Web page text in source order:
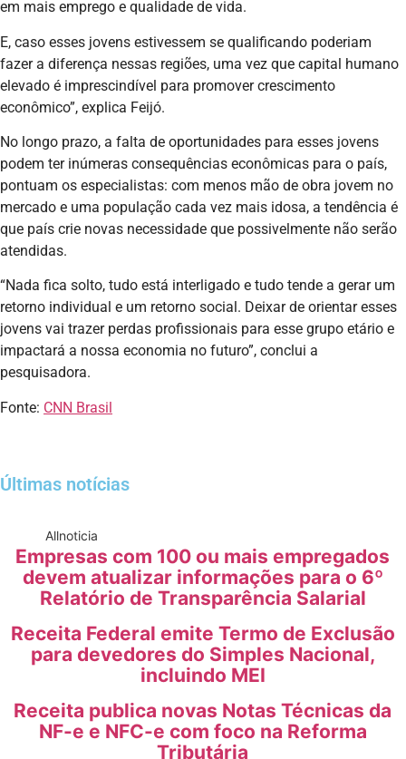
em mais emprego e qualidade de vida.
E, caso esses jovens estivessem se qualificando poderiam
fazer a diferença nessas regiões, uma vez que capital humano
elevado é imprescindível para promover crescimento
econômico”, explica Feijó.
No longo prazo, a falta de oportunidades para esses jovens
podem ter inúmeras consequências econômicas para o país,
pontuam os especialistas: com menos mão de obra jovem no
mercado e uma população cada vez mais idosa, a tendência é
que país crie novas necessidade que possivelmente não serão
atendidas.
“Nada fica solto, tudo está interligado e tudo tende a gerar um
retorno individual e um retorno social. Deixar de orientar esses
jovens vai trazer perdas profissionais para esse grupo etário e
impactará a nossa economia no futuro”, conclui a
pesquisadora.
Fonte: CNN Brasil
Últimas notícias
Allnoticia
Empresas com 100 ou mais empregados
devem atualizar informações para o 6º
Relatório de Transparência Salarial
Receita Federal emite Termo de Exclusão
para devedores do Simples Nacional,
incluindo MEI
Receita publica novas Notas Técnicas da
NF-e e NFC-e com foco na Reforma
Tributária